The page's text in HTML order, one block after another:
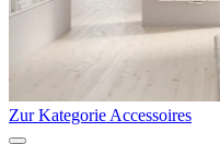
Zur Kategorie Accessoires